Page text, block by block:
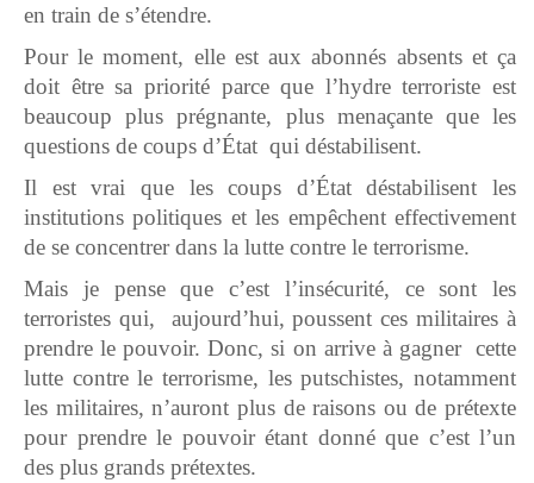
en train de s’étendre.
Pour le moment, elle est aux abonnés absents et ça
doit être sa priorité parce que l’hydre terroriste est
beaucoup plus prégnante, plus menaçante que les
questions de coups d’État qui déstabilisent.
Il est vrai que les coups d’État déstabilisent les
institutions politiques et les empêchent effectivement
de se concentrer dans la lutte contre le terrorisme.
Mais je pense que c’est l’insécurité, ce sont les
terroristes qui, aujourd’hui, poussent ces militaires à
prendre le pouvoir. Donc, si on arrive à gagner cette
lutte contre le terrorisme, les putschistes, notamment
les militaires, n’auront plus de raisons ou de prétexte
pour prendre le pouvoir étant donné que c’est l’un
des plus grands prétextes.